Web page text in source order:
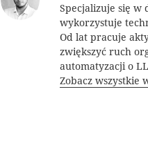
Specjalizuje się w
wykorzystuje
Od lat pracuje
zwiększyć ruch
automatyzacji o
Zobacz wszystkie